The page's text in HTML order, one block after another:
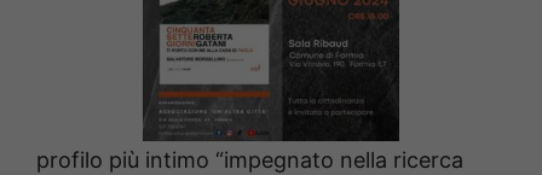
profilo più intimo “impegnato nella ricerca